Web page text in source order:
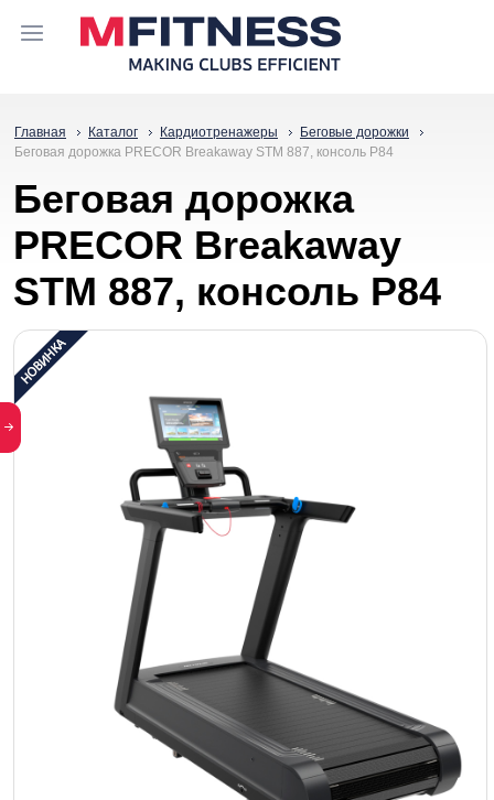
Главная Каталог Кардиотренажеры
Беговые дорожки
Беговая дорожка PRECOR Breakaway STM 887, консоль P84
Беговая дорожка
PRECOR Breakaway
STM 887, консоль P84